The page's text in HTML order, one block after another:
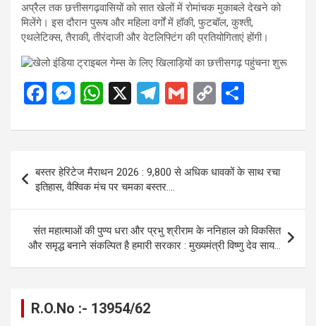
अप्रैल तक छत्तीसगढ़वासियों को सात खेलों में रोमांचक मुकाबले देखने को
मिलेंगे। इस दौरान पुरूष और महिला वर्गों में हॉकी, फुटबॉल, कुश्ती,
एथलेटिक्स, तैराकी, तीरंदाजी और वेटलिफ्टिंग की प्रतियोगिताएं होंगी।
F
ce
o
o
k
M
se
g
er
W
at
A
p
p
X
T
e
gr
a
m
G
ail
C
py
Li
n
k
ar
navigation
बस्तर हेरिटेज मैराथन 2026 : 9,800 से अधिक धावकों के साथ रचा
इतिहास, वैश्विक मंच पर चमका बस्तर….
संत महात्माओं की पुण्य धरा और प्रभु श्रीराम के ननिहाल को विकसित
और समृद्ध बनाने संकल्पित है हमारी सरकार : मुख्यमंत्री विष्णु देव साय…
R.O.No :- 13954/62